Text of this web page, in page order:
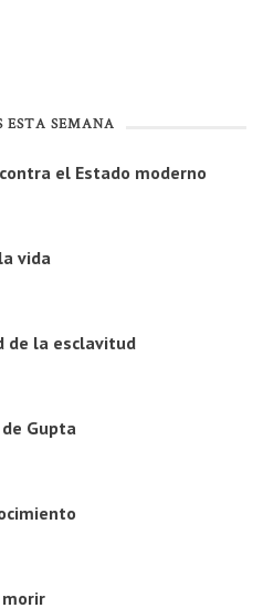
ESTA SEMANA
el Estado moderno
vida
de la esclavitud
Gupta
morir